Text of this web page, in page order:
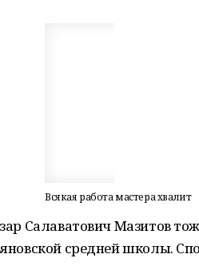
Всякая работа мастера хвалит
Салаватович Мазитов
средней школы.